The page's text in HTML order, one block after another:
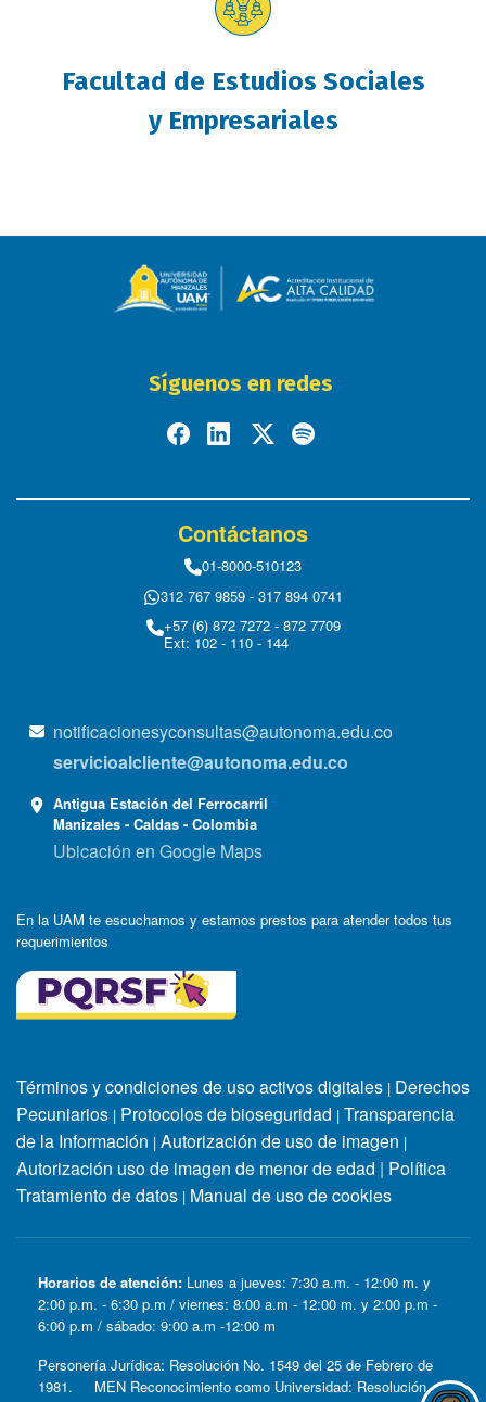
Facultad de Estudios Sociales
y Empresariales
Síguenos en redes
Contáctanos
01-8000-510123
312 767 9859 - 317 894 0741
+57 (6) 872 7272 - 872 7709
Ext: 102 - 110 - 144
notificacionesyconsultas@autonoma.edu.co
servicioalcliente@autonoma.edu.co
Antigua Estación del Ferrocarril
Manizales - Caldas - Colombia
Ubicación en Google Maps
En la UAM te escuchamos y estamos prestos para atender todos tus
requerimientos
Términos y condiciones de uso activos digitales | Derechos
Pecuniarios | Protocolos de bioseguridad | Transparencia
de la Información | Autorización de uso de imagen |
Autorización uso de imagen de menor de edad | Política
Tratamiento de datos | Manual de uso de cookies
Horarios de atención: Lunes a jueves: 7:30 a.m. - 12:00 m. y
2:00 p.m. - 6:30 p.m / viernes: 8:00 a.m - 12:00 m. y 2:00 p.m -
6:00 p.m / sábado: 9:00 a.m -12:00 m
Personería Jurídica: Resolución No. 1549 del 25 de Febrero de
1981. MEN Reconocimiento como Universidad: Resolución